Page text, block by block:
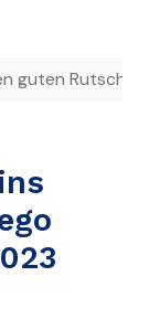
guten Rutsch